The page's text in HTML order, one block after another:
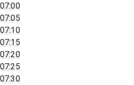
07:00
07:05
07:10
07:15
07:20
07:25
07:30